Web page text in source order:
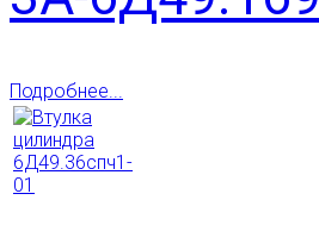
Подробнее...